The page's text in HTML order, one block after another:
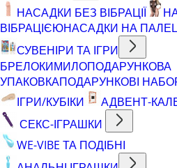
НАСАДКИ БЕЗ ВІБРАЦІЇ
ВІБРАЦІЄЮНАСАДКИ НА
СУВЕНІРИ ТА ІГРИ
БРЕЛОКИМИЛОПОДАРУНКОВА
УПАКОВКАПОДАРУНКОВІ
ІГРИ/КУБІКИ
АДВЕНТ-
СЕКС-ІГРАШКИ
WE-VIBE ТА ПОДІБНІ